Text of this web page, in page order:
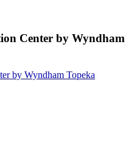
Center by Wyndham
by Wyndham Topeka